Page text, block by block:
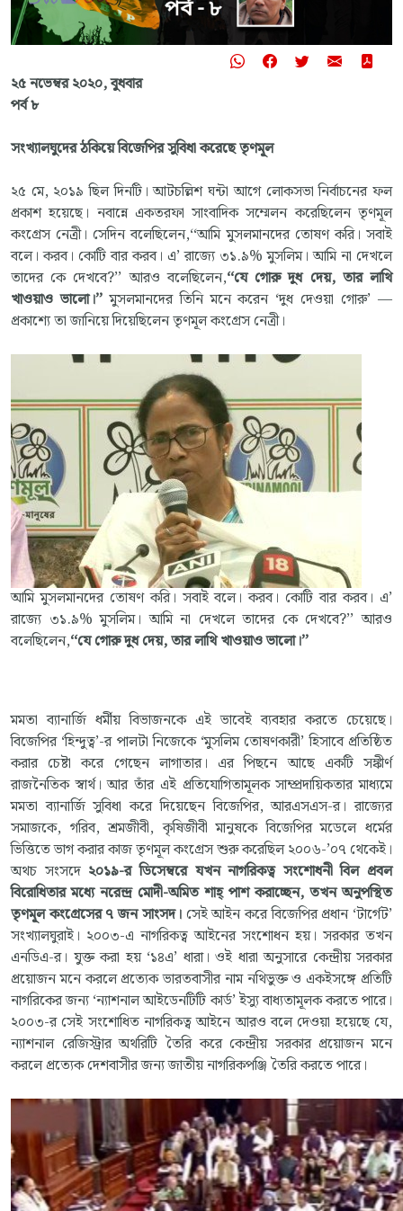
২৫ নভেম্বর ২০২০, বুধবার
পর্ব ৮
সংখ্যালঘুদের ঠকিয়ে বিজেপির সুবিধা করেছে তৃণমূল
২৫ মে, ২০১৯ ছিল দিনটি। আটচল্লিশ ঘন্টা আগে লোকসভা নির্বাচনের ফল
প্রকাশ হয়েছে। নবান্নে একতরফা সাংবাদিক সম্মেলন করেছিলেন তৃণমূল
কংগ্রেস নেত্রী। সেদিন বলেছিলেন,‘‘আমি মুসলমানদের তোষণ করি। সবাই
বলে। করব। কোটি বার করব। এ’ রাজ্যে ৩১.৯% মুসলিম। আমি না দেখলে
তাদের কে দেখবে?’’ আরও বলেছিলেন,‘‘যে গোরু দুধ দেয়, তার লাথি
খাওয়াও ভালো।’’মুসলমানদের তিনি মনে করেন ‘দুধ দেওয়া গোরু’ —
প্রকাশ্যে তা জানিয়ে দিয়েছিলেন তৃণমূল কংগ্রেস নেত্রী।
আমি মুসলমানদের তোষণ করি। সবাই বলে। করব। কোটি বার করব। এ’
রাজ্যে ৩১.৯% মুসলিম। আমি না দেখলে তাদের কে দেখবে?’’ আরও
বলেছিলেন,‘‘যে গোরু দুধ দেয়, তার লাথি খাওয়াও ভালো।’’
মমতা ব্যানার্জি ধর্মীয় বিভাজনকে এই ভাবেই ব্যবহার করতে চেয়েছে।
বিজেপির ‘হিন্দুত্ব’-র পালটা নিজেকে ‘মুসলিম তোষণকারী’ হিসাবে প্রতিষ্ঠিত
করার চেষ্টা করে গেছেন লাগাতার। এর পিছনে আছে একটি সঙ্কীর্ণ
রাজনৈতিক স্বার্থ। আর তাঁর এই প্রতিযোগিতামূলক সাম্প্রদায়িকতার মাধ্যমে
মমতা ব্যানার্জি সুবিধা করে দিয়েছেন বিজেপির, আরএসএস-র। রাজ্যের
সমাজকে, গরিব, শ্রমজীবী, কৃষিজীবী মানুষকে বিজেপির মডেলে ধর্মের
ভিত্তিতে ভাগ করার কাজ তৃণমূল কংগ্রেস শুরু করেছিল ২০০৬-’০৭ থেকেই।
অথচ সংসদে ২০১৯-র ডিসেম্বরে যখন নাগরিকত্ব সংশোধনী বিল প্রবল
বিরোধিতার মধ্যে নরেন্দ্র মোদী-অমিত শাহ্‌ পাশ করাচ্ছেন, তখন অনুপস্থিত
তৃণমূল কংগ্রেসের ৭ জন সাংসদ।সেই আইন করে বিজেপির প্রধান ‘টার্গেট’
সংখ্যালঘুরাই। ২০০৩-এ নাগরিকত্ব আইনের সংশোধন হয়। সরকার তখন
এনডিএ-র। যুক্ত করা হয় ‘১৪এ’ ধারা। ওই ধারা অনুসারে কেন্দ্রীয় সরকার
প্রয়োজন মনে করলে প্রত্যেক ভারতবাসীর নাম নথিভুক্ত ও একইসঙ্গে প্রতিটি
নাগরিকের জন্য ‘ন্যাশনাল আইডেনটিটি কার্ড’ ইস্যু বাধ্যতামূলক করতে পারে।
২০০৩-র সেই সংশোধিত নাগরিকত্ব আইনে আরও বলে দেওয়া হয়েছে যে,
ন্যাশনাল রেজিস্ট্রার অথরিটি তৈরি করে কেন্দ্রীয় সরকার প্রয়োজন মনে
করলে প্রত্যেক দেশবাসীর জন্য জাতীয় নাগরিকপঞ্জি তৈরি করতে পারে।